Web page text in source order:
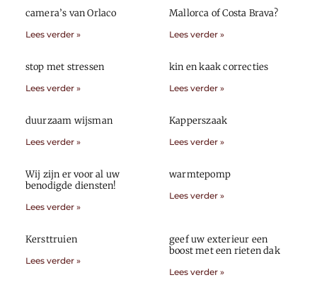
camera’s van Orlaco
Lees verder »
Mallorca of Costa Brava?
Lees verder »
stop met stressen
Lees verder »
kin en kaak correcties
Lees verder »
duurzaam wijsman
Lees verder »
Kapperszaak
Lees verder »
Wij zijn er voor al uw
benodigde diensten!
Lees verder »
warmtepomp
Lees verder »
Kersttruien
Lees verder »
geef uw exterieur een
boost met een rieten dak
Lees verder »